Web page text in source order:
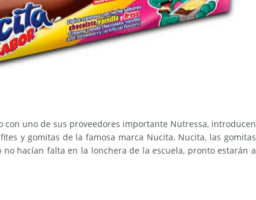
uno de sus proveedores importante Nutressa, introducen
y gomitas de la famosa marca Nucita. Nucita, las gomitas
hacían falta en la lonchera de la escuela, pronto estarán a